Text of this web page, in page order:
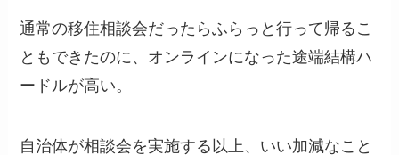
通常の移住相談会だったらふらっと行って帰るこ
ともできたのに、オンラインになった途端結構ハ
ードルが高い。
自治体が相談会を実施する以上、いい加減なこと